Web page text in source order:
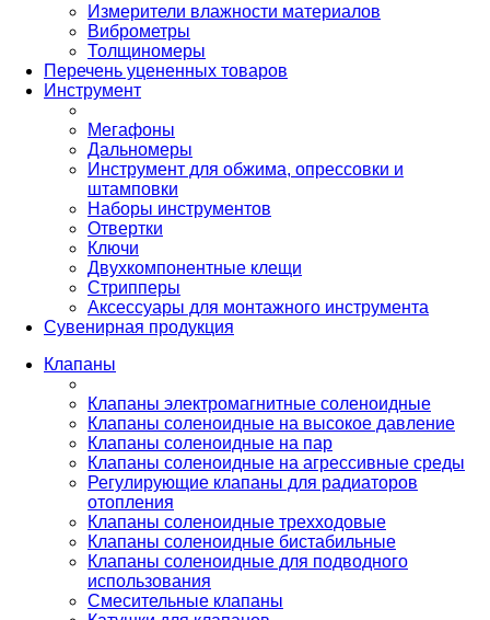
Измерители влажности материалов
Виброметры
Толщиномеры
Перечень уцененных товаров
Инструмент
Мегафоны
Дальномеры
Инструмент для обжима, опрессовки и
штамповки
Наборы инструментов
Отвертки
Ключи
Двухкомпонентные клещи
Стрипперы
Аксессуары для монтажного инструмента
Сувенирная продукция
Клапаны
Клапаны электромагнитные соленоидные
Клапаны соленоидные на высокое давление
Клапаны соленоидные на пар
Клапаны соленоидные на агрессивные среды
Регулирующие клапаны для радиаторов
отопления
Клапаны соленоидные трехходовые
Клапаны соленоидные бистабильные
Клапаны соленоидные для подводного
использования
Смесительные клапаны